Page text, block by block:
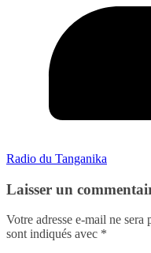
Radio du Tanganika
Laisser un
Votre adresse e-mail ne sera
sont indiqués avec *